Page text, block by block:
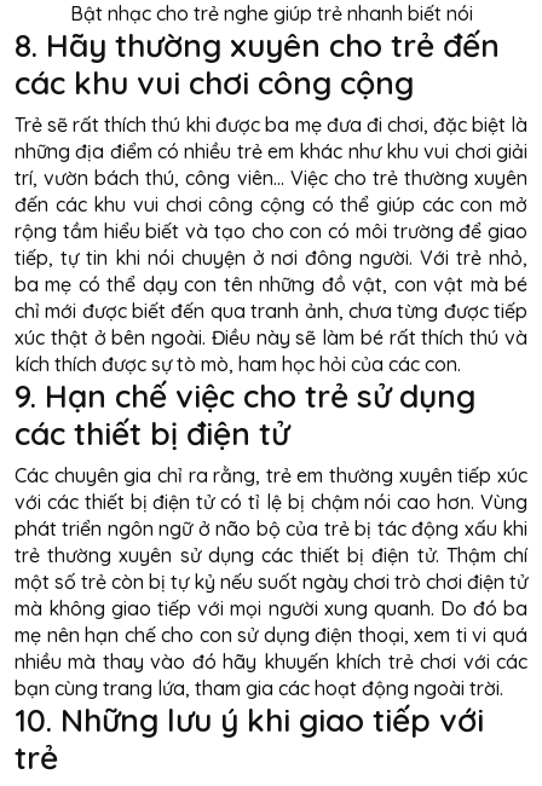
Bật nhạc cho trẻ nghe giúp trẻ nhanh biết nói
8. Hãy thường xuyên cho trẻ đến
các khu vui chơi công cộng
Trẻ sẽ rất thích thú khi được ba mẹ đưa đi chơi, đặc biệt là
những địa điểm có nhiều trẻ em khác như khu vui chơi giải
trí, vườn bách thú, công viên… Việc cho trẻ thường xuyên
đến các khu vui chơi công cộng có thể giúp các con mở
rộng tầm hiểu biết và tạo cho con có môi trường để giao
tiếp, tự tin khi nói chuyện ở nơi đông người. Với trẻ nhỏ,
ba mẹ có thể dạy con tên những đồ vật, con vật mà bé
chỉ mới được biết đến qua tranh ảnh, chưa từng được tiếp
xúc thật ở bên ngoài. Điều này sẽ làm bé rất thích thú và
kích thích được sự tò mò, ham học hỏi của các con.
9. Hạn chế việc cho trẻ sử dụng
các thiết bị điện tử
Các chuyên gia chỉ ra rằng, trẻ em thường xuyên tiếp xúc
với các thiết bị điện tử có tỉ lệ bị chậm nói cao hơn. Vùng
phát triển ngôn ngữ ở não bộ của trẻ bị tác động xấu khi
trẻ thường xuyên sử dụng các thiết bị điện tử. Thậm chí
một số trẻ còn bị tự kỷ nếu suốt ngày chơi trò chơi điện tử
mà không giao tiếp với mọi người xung quanh. Do đó ba
mẹ nên hạn chế cho con sử dụng điện thoại, xem ti vi quá
nhiều mà thay vào đó hãy khuyến khích trẻ chơi với các
bạn cùng trang lứa, tham gia các hoạt động ngoài trời.
10. Những lưu ý khi giao tiếp với
trẻ